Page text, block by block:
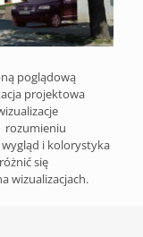
poglądową
projektowa
rozumieniu
i kolorystyka
się
wizualizacjach.